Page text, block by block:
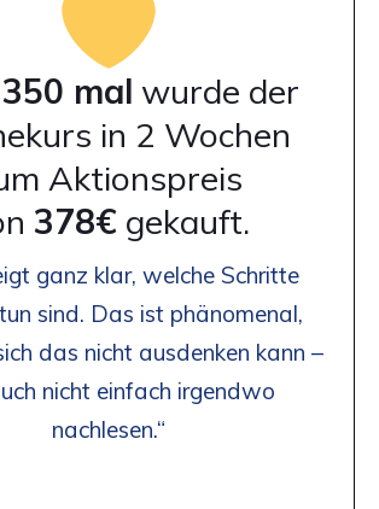
350 mal wurde der
in 2 Wochen
Aktionspreis
378€gekauft.
ganz klar, welche Schritte
sind. Das ist phänomenal,
das nicht ausdenken kann –
nicht einfach irgendwo
nachlesen.“